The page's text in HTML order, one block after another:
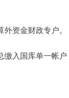
资金财政专户。
入国库单一帐户